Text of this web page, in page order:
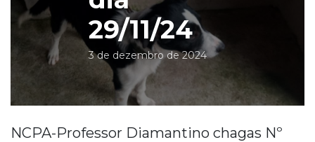
29/11/24
3 de dezembro de 2024
NCPA-Professor Diamantino chagas Nº